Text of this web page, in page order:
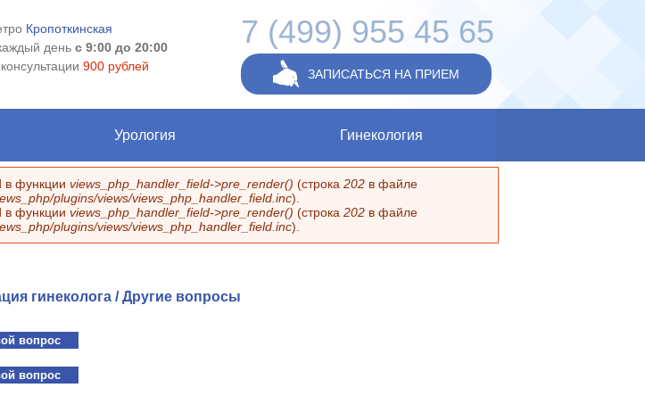
Кропоткинская
деньс 9:00 до 20:00
900 рублей
7 (499) 955 45 65
ЗАПИСАТЬСЯ НА ПРИЕМ
Урология Гинекология
в функции views_php_handler_field->pre_render() (строка 202в файле
plugins/views/views_php_handler_field.inc).
в функции views_php_handler_field->pre_render() (строка 202в файле
plugins/views/views_php_handler_field.inc).
гинеколога / Другие вопросы
вопрос
вопрос